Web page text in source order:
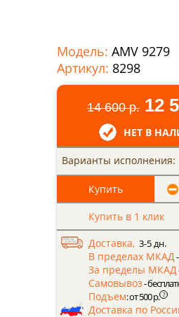
Модель: AMV 9279
Артикул: 8298
14 600 р. 12
НЕТ В
Варианты исполнения:
Купить в 1 клик
Доставка, 3-5 дн.
В пределах МКАД
За пределы МКАД
Самовывоз-
Подъем: от 500 р. ?
Доставка по